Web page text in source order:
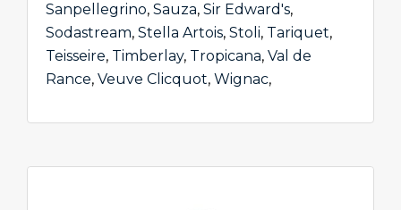
Sanpellegrino, Sauza, Sir Edward's,
Sodastream, Stella Artois, Stoli, Tariquet,
Teisseire, Timberlay, Tropicana, Val de
Rance, Veuve Clicquot, Wignac,